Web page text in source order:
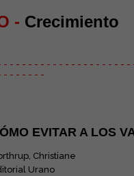
- Crecimiento
- - - - - - - - - - - - - - - - - - - -
- - - - - - -
EVITAR A LOS
Christiane
Urano